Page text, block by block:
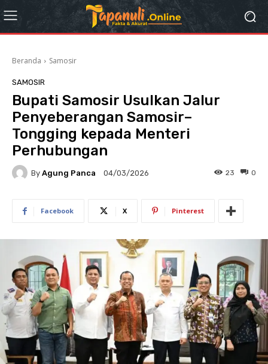
Beranda Samosir
SAMOSIR
Bupati Samosir Usulkan Jalur
Penyeberangan Samosir–
Tongging kepada Menteri
Perhubungan
By Agung Panca 04/03/2026 0
23
Facebook X Pinterest